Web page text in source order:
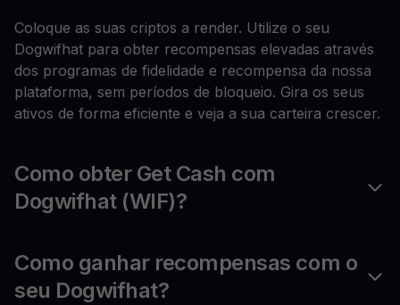
Coloque as suas criptos a render. Utilize o seu
Dogwifhat para obter recompensas elevadas através
dos programas de fidelidade e recompensa da nossa
plataforma, sem períodos de bloqueio. Gira os seus
ativos de forma eficiente e veja a sua carteira crescer.
Como obter Get Cash com
Dogwifhat (WIF)?
Como ganhar recompensas com o
seu Dogwifhat?